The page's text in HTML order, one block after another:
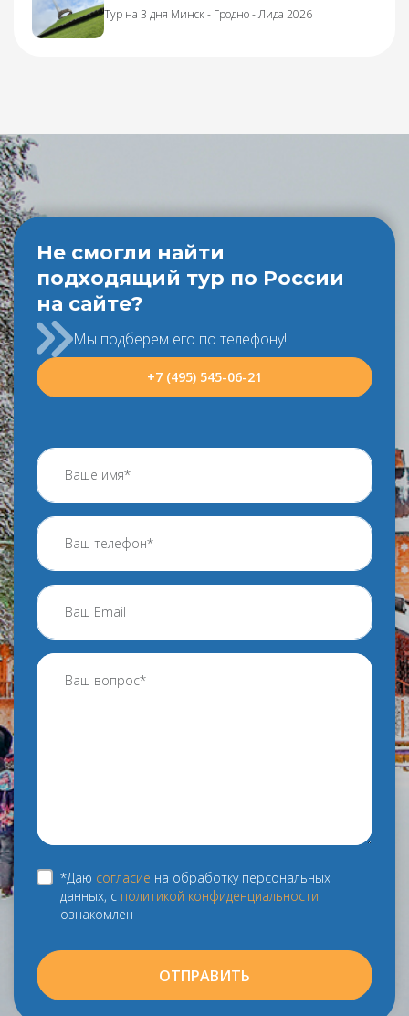
Тур на 3 дня Минск - Гродно - Лида 2026
Не смогли найти
подходящий тур по России
на сайте?
Мы подберем его по телефону!
+7 (495) 545-06-21
*Даю согласие на обработку персональных
данных, с политикой конфиденциальности
ознакомлен
ОТПРАВИТЬ